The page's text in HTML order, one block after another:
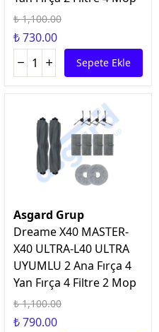
₺ 1,100.00
₺ 730.00
Sepete Ekle
Asgard Grup
Dreame X40 MASTER-
X40 ULTRA-L40 ULTRA
UYUMLU 2 Ana Fırça 4
Yan Fırça 4 Filtre 2 Mop
₺ 1,100.00
₺ 790.00